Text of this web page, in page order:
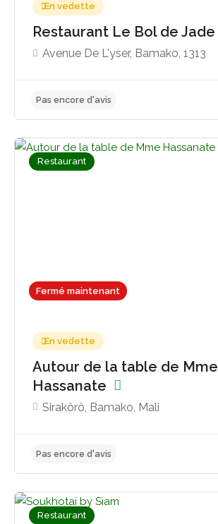
En vedette
Restaurant Le Bol de Jade
Avenue De L'yser, Bamako, 1313
Fermé maintenant
Restaurant
En vedette
Autour de la table de Mme
Hassanate
Sirakôrô, Bamako, Mali
Restaurant